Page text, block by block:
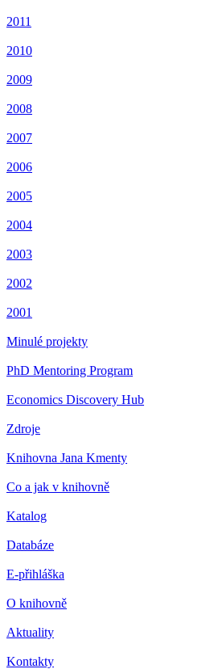
2011
2010
2009
2008
2007
2006
2005
2004
2003
2002
2001
Minulé projekty
PhD Mentoring Program
Economics Discovery Hub
Zdroje
Knihovna Jana Kmenty
Co a jak v knihovně
Katalog
Databáze
E-přihláška
O knihovně
Aktuality
Kontakty